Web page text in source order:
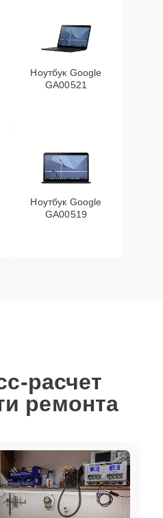
Ноутбук Google
GA00521
Ноутбук Google
GA00519
расчет
ремонта